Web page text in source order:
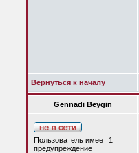
Вернуться к началу
Gennadi Beygin
Пользователь имеет 1
предупреждение